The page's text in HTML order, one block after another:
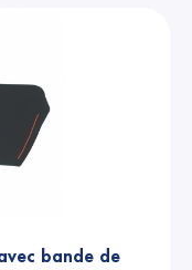
bande de